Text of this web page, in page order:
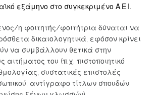
εξάμηνο στο συγκεκριμένο Α.Ε.Ι.
η φοιτητής/φοιτήτρια δύναται να
δικαιολογητικά, εφόσον κρίνει
να συμβάλλουν θετικά στην
αιτήματος του (π.χ. πιστοποιητικό
συστατικές επιστολές
αντίγραφο τίτλων σπουδών,